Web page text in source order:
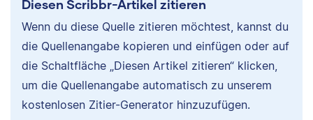
Diesen Scribbr-Artikel zitieren
Wenn du diese Quelle zitieren möchtest, kannst du
die Quellenangabe kopieren und einfügen oder auf
die Schaltfläche „Diesen Artikel zitieren“ klicken,
um die Quellenangabe automatisch zu unserem
kostenlosen Zitier-Generator hinzuzufügen.